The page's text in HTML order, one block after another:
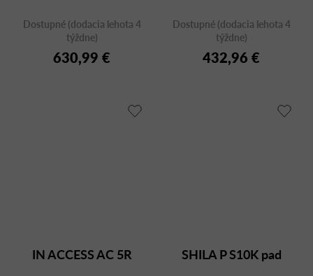
Dostupné (dodacia lehota 4
týždne)
630,99 €
Dostupné (dodacia lehota 4
týždne)
432,96 €
IN ACCESS AC 5R SHILA P S10K pad